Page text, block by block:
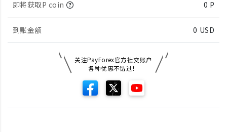
即将获取P coin 0 P
到账金额 0 USD
关注PayForex官方社交账户
各种优惠不错过！